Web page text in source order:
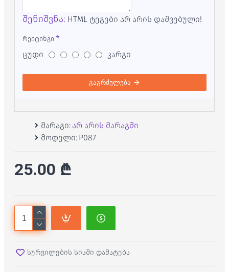
შენიშვნა: HTML ტეგები არ არის დაშვებული!
რეიტინგი
ცუდი კარგი
გაგრძელება
მარაგი: არ არის მარაგში
მოდელი: P087
25.00 ₾
სურვილების სიაში დამატება